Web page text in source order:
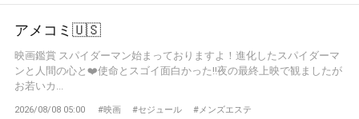
アメコミ🇺🇸
映画鑑賞 スパイダーマン始まっておりますよ！進化したスパイダーマ
ンと人間の心と❤️使命とスゴイ面白かった‼️夜の最終上映で観ましたが
お若いカ...
2026/08/08 05:00 #映画 #セジュール
#メンズエステ